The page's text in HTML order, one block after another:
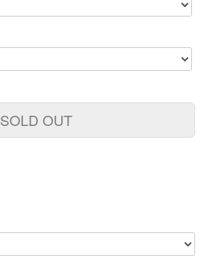
SOLD OUT